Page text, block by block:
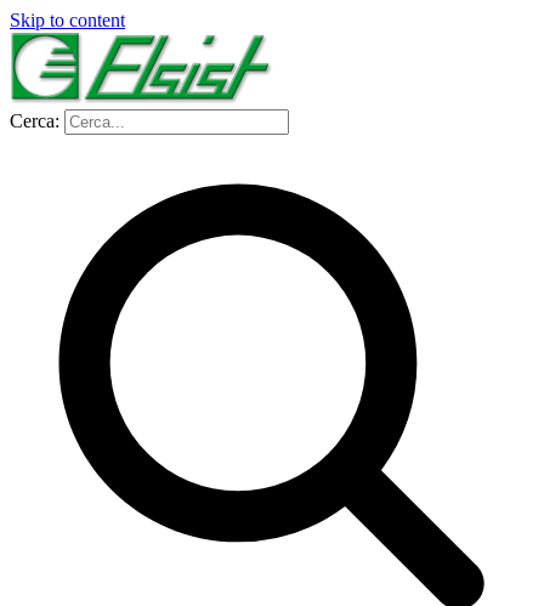
Skip to content
Cerca: